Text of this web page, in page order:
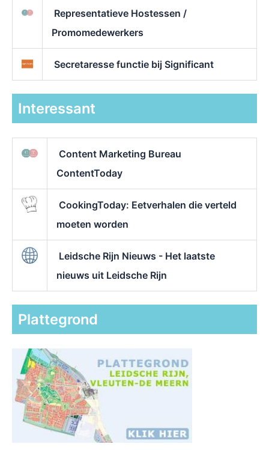
Representatieve Hostessen /
Promomedewerkers
Secretaresse functie bij Significant
Interessant
Content Marketing Bureau
ContentToday
CookingToday: Eetverhalen die verteld
moeten worden
Leidsche Rijn Nieuws - Het laatste
nieuws uit Leidsche Rijn
Plattegrond